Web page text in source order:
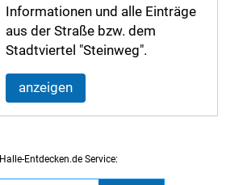
Informationen und alle Einträge
aus der Straße bzw. dem
Stadtviertel "Steinweg".
anzeigen
Halle-Entdecken.de Service: